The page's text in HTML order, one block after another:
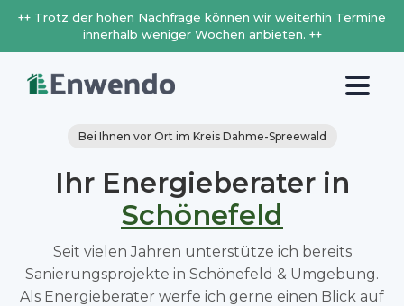
++ Trotz der hohen Nachfrage können wir weiterhin Termine
innerhalb weniger Wochen anbieten. ++
Bei Ihnen vor Ort im Kreis Dahme-Spreewald
Ihr Energieberater in
Schönefeld
Seit vielen Jahren unterstütze ich bereits
Sanierungsprojekte in Schönefeld & Umgebung.
Als Energieberater werfe ich gerne einen Blick auf